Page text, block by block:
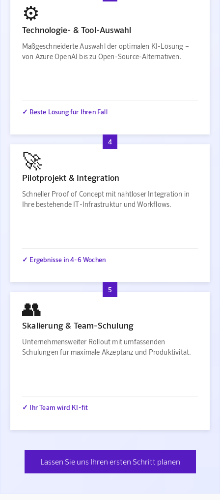
⚙️
Technologie- & Tool-Auswahl
Maßgeschneiderte Auswahl der optimalen KI-Lösung –
von Azure OpenAI bis zu Open-Source-Alternativen.
✓ Beste Lösung für Ihren Fall
4
🚀
Pilotprojekt & Integration
Schneller Proof of Concept mit nahtloser Integration in
Ihre bestehende IT-Infrastruktur und Workflows.
✓ Ergebnisse in 4-6 Wochen
5
👥
Skalierung & Team-Schulung
Unternehmensweiter Rollout mit umfassenden
Schulungen für maximale Akzeptanz und Produktivität.
✓ Ihr Team wird KI-fit
Lassen Sie uns Ihren ersten Schritt planen